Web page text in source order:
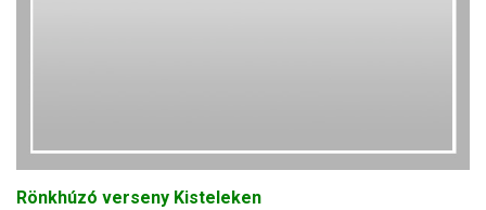
Rönkhúzó verseny Kisteleken